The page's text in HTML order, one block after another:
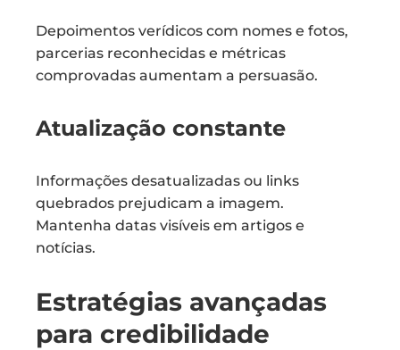
Depoimentos verídicos com nomes e fotos,
parcerias reconhecidas e métricas
comprovadas aumentam a persuasão.
Atualização constante
Informações desatualizadas ou links
quebrados prejudicam a imagem.
Mantenha datas visíveis em artigos e
notícias.
Estratégias avançadas
para credibilidade